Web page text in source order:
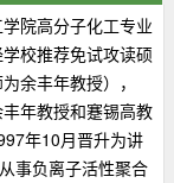
院高分子化工专业
校推荐免试攻读硕
余丰年教授），
年教授和蹇锡高教
年10月晋升为讲
事负离子活性聚合